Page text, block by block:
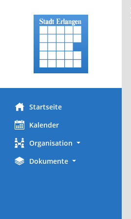
Startseite
Kalender
Organisation
Dokumente